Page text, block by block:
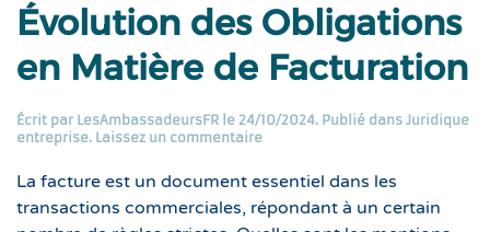
Évolution des Obligations
en Matière de Facturation
Écrit par LesAmbassadeursFR le 24/10/2024. Publié dans Juridique
entreprise. Laissez un commentaire
La facture est un document essentiel dans les
transactions commerciales, répondant à un certain